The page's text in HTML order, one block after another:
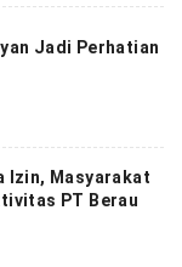
Jadi Perhatian
Izin, Masyarakat
PT Berau